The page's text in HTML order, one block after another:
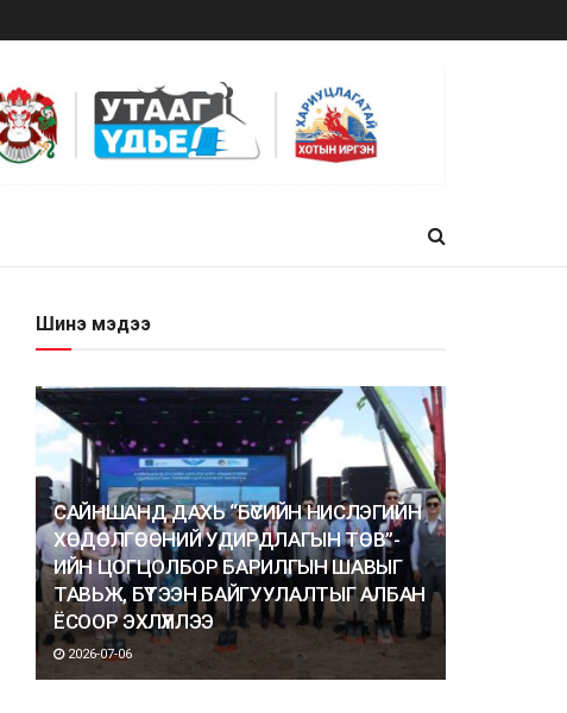
Шинэ мэдээ
САЙНШАНД ДАХЬ “БҮСИЙН НИСЛЭГИЙН
ХӨДӨЛГӨӨНИЙ УДИРДЛАГЫН ТӨВ”-
ИЙН ЦОГЦОЛБОР БАРИЛГЫН ШАВЫГ
ТАВЬЖ, БҮТЭЭН БАЙГУУЛАЛТЫГ АЛБАН
ЁСООР ЭХЛҮҮЛЛЭЭ
2026-07-06